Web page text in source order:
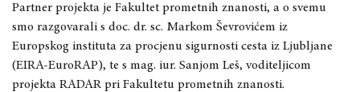
Partner projekta je Fakultet prometnih znanosti, a o svemu
smo razgovarali s doc. dr. sc. Markom Ševrovićem iz
Europskog instituta za procjenu sigurnosti cesta iz Ljubljane
(EIRA-EuroRAP), te s mag. iur. Sanjom Leš, voditeljicom
projekta RADAR pri Fakultetu prometnih znanosti.